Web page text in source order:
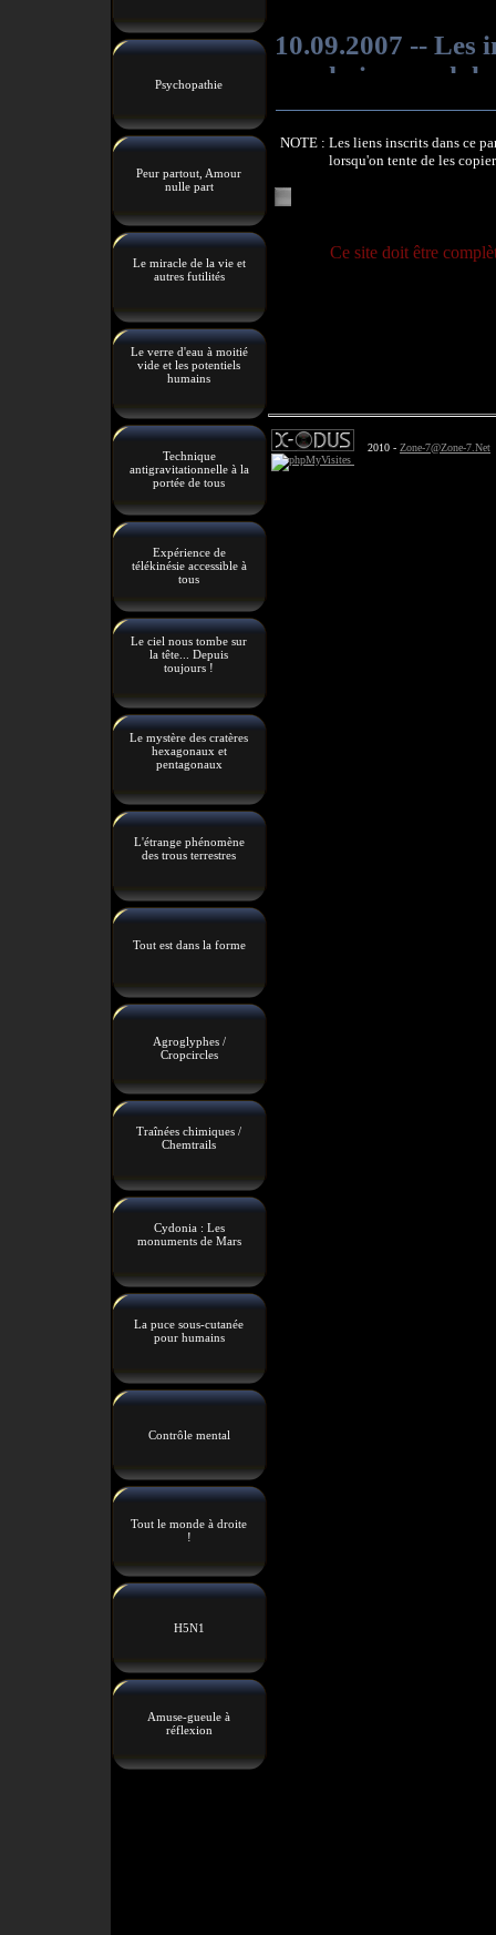
Psychopathie
Peur partout, Amour
nulle part
Le miracle de la vie et
autres futilités
Le verre d'eau à moitié
vide et les potentiels
humains
Technique
antigravitationnelle à la
portée de tous
Expérience de
télékinésie accessible à
tous
Le ciel nous tombe sur
la tête... Depuis
toujours !
Le mystère des cratères
hexagonaux et
pentagonaux
L'étrange phénomène
des trous terrestres
Tout est dans la forme
Agroglyphes /
Cropcircles
Traînées chimiques /
Chemtrails
Cydonia : Les
monuments de Mars
La puce sous-cutanée
pour humains
Contrôle mental
Tout le monde à droite
!
H5N1
Amuse-gueule à
réflexion
NOTE : Les liens inscrits dans ce
lorsqu'on tente de les
Ce site doit être
2010 - Zone-7@Zone-7.Net